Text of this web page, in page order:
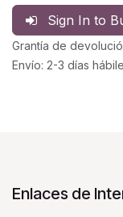
Sign In to
Grantía de
Envío: 2-3 días
Enlaces de